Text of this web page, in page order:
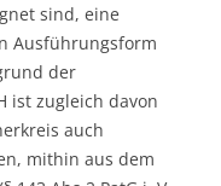
sind, eine
Ausführungsform
der
ist zugleich davon
auch
mithin aus dem